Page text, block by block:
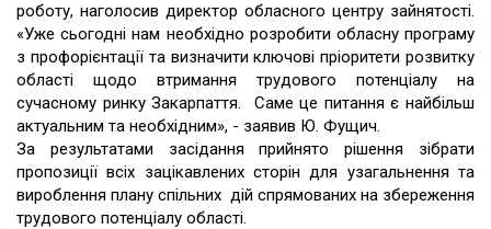
роботу, наголосив директор обласного центру зайнятості.
«Уже сьогодні нам необхідно розробити обласну програму
з профорієнтації та визначити ключові пріоритети розвитку
області щодо втримання трудового потенціалу на
сучасному ринку Закарпаття. Саме це питання є найбільш
актуальним та необхідним», - заявив Ю. Фущич.
За результатами засідання прийнято рішення зібрати
пропозиції всіх зацікавлених сторін для узагальнення та
вироблення плану спільних дій спрямованих на збереження
трудового потенціалу області.